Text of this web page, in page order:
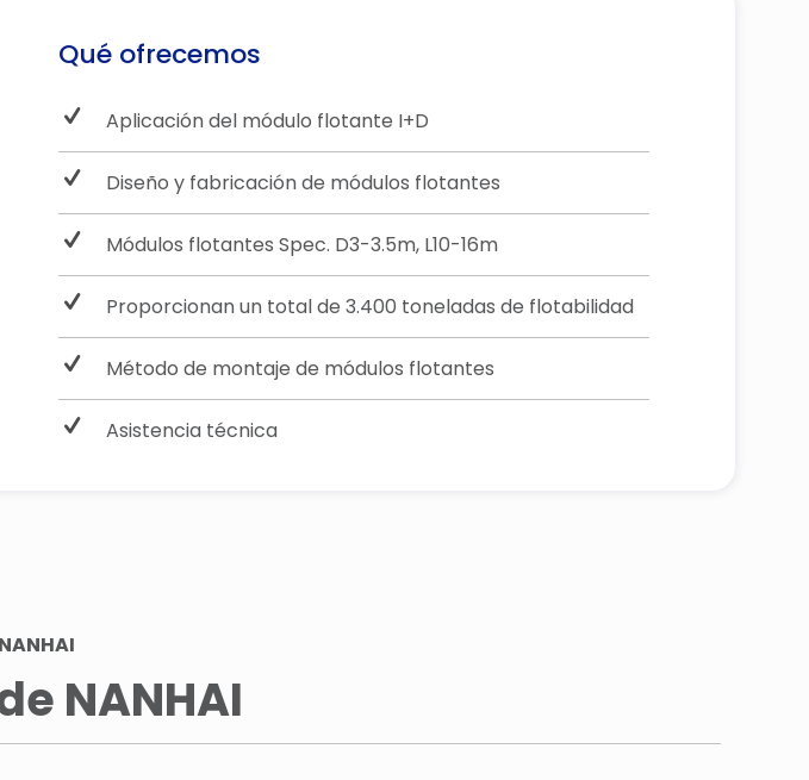
Qué ofrecemos
Aplicación del módulo flotante I+D
Diseño y fabricación de módulos flotantes
Módulos flotantes Spec. D3-3.5m, L10-16m
Proporcionan un total de 3.400 toneladas de flotabilidad
Método de montaje de módulos flotantes
Asistencia técnica
NANHAI
NANHAI